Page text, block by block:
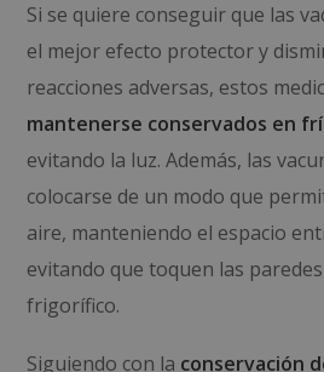
Si se quiere conseguir que las
el mejor efecto protector y
reacciones adversas, estos
mantenerse conservados en
evitando la luz. Además, las
colocarse de un modo que
aire, manteniendo el espacio
evitando que toquen las
frigorífico.
Siguiendo con la conservación